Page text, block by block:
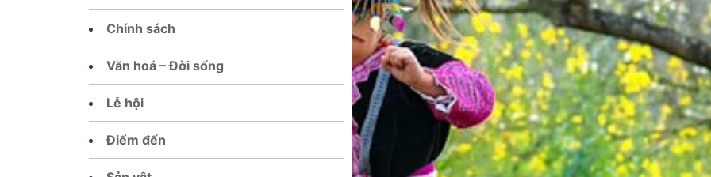
Chính sách
Văn hoá – Đời sống
Lễ hội
Điểm đến